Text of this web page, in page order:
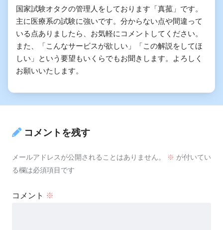
国家試験オタクの管理人をしております「真菰」です。
主に医療系の試験に強いです。分からない点や間違って
いる点ありましたら、お気軽にコメントしてください。
また、「こんなサービスが欲しい」「この解説をしてほ
しい」という要望もいくらでもお聞きします。よろしく
お願いいたします。
コメントを残す
メールアドレスが公開されることはありません。 ※ が付いてい
る欄は必須項目です
コメント ※